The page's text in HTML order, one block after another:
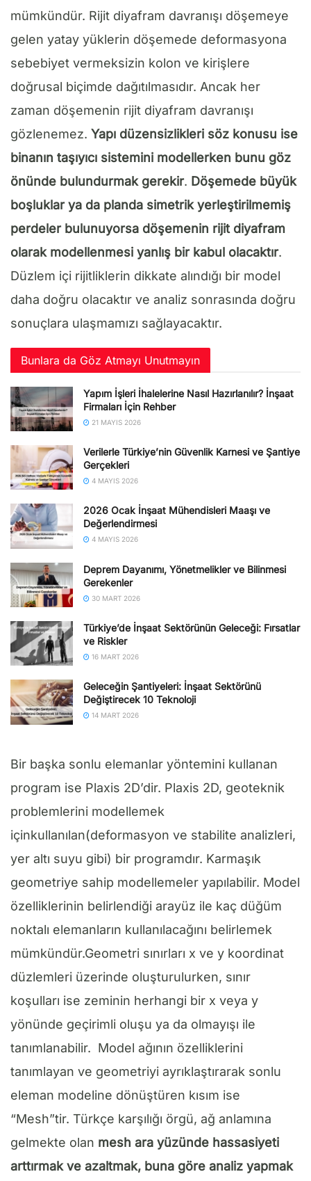
mümkündür. Rijit diyafram davranışı döşemeye
gelen yatay yüklerin döşemede deformasyona
sebebiyet vermeksizin kolon ve kirişlere
doğrusal biçimde dağıtılmasıdır. Ancak her
zaman döşemenin rijit diyafram davranışı
gözlenemez. Yapı düzensizlikleri söz konusu ise
binanın taşıyıcı sistemini modellerken bunu göz
önünde bulundurmak gerekir. Döşemede büyük
boşluklar ya da planda simetrik yerleştirilmemiş
perdeler bulunuyorsa döşemenin rijit diyafram
olarak modellenmesi yanlış bir kabul olacaktır.
Düzlem içi rijitliklerin dikkate alındığı bir model
daha doğru olacaktır ve analiz sonrasında doğru
sonuçlara ulaşmamızı sağlayacaktır.
Bunlara da Göz Atmayı Unutmayın
Yapım İşleri İhalelerine Nasıl Hazırlanılır? İnşaat
Firmaları İçin Rehber
21 MAYIS 2026
Verilerle Türkiye’nin Güvenlik Karnesi ve Şantiye
Gerçekleri
4 MAYIS 2026
2026 Ocak İnşaat Mühendisleri Maaşı ve
Değerlendirmesi
4 MAYIS 2026
Deprem Dayanımı, Yönetmelikler ve Bilinmesi
Gerekenler
30 MART 2026
Türkiye’de İnşaat Sektörünün Geleceği: Fırsatlar
ve Riskler
16 MART 2026
Geleceğin Şantiyeleri: İnşaat Sektörünü
Değiştirecek 10 Teknoloji
14 MART 2026
Bir başka sonlu elemanlar yöntemini kullanan
program ise Plaxis 2D’dir. Plaxis 2D, geoteknik
problemlerini modellemek
içinkullanılan(deformasyon ve stabilite analizleri,
yer altı suyu gibi) bir programdır. Karmaşık
geometriye sahip modellemeler yapılabilir. Model
özelliklerinin belirlendiği arayüz ile kaç düğüm
noktalı elemanların kullanılacağını belirlemek
mümkündür.Geometri sınırları x ve y koordinat
düzlemleri üzerinde oluşturulurken, sınır
koşulları ise zeminin herhangi bir x veya y
yönünde geçirimli oluşu ya da olmayışı ile
tanımlanabilir. Model ağının özelliklerini
tanımlayan ve geometriyi ayrıklaştırarak sonlu
eleman modeline dönüştüren kısım ise
“Mesh”tir. Türkçe karşılığı örgü, ağ anlamına
gelmekte olan mesh ara yüzünde hassasiyeti
arttırmak ve azaltmak, buna göre analiz yapmak